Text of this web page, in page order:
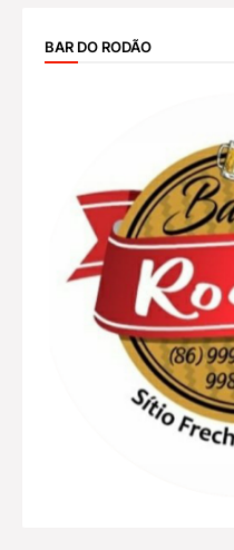
BAR DO RODÃO